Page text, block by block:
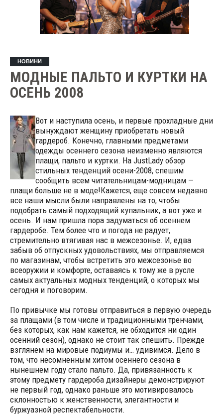
НОВИНИ
МОДНЫЕ ПАЛЬТО И КУРТКИ НА
ОСЕНЬ 2008
Вот и наступила осень, и первые прохладные дни
вынуждают женщину приобретать новый
гардероб. Конечно, главными предметами
одежды осеннего сезона неизменно являются
плащи, пальто и куртки. На JustLady обзор
стильных тенденций осени-2008, спешим
сообщить всем читательницам-модницам —
плащи больше не в моде!Кажется, еще совсем недавно
все наши мысли были направлены на то, чтобы
подобрать самый подходящий купальник, а вот уже и
осень. И нам пришла пора задуматься об осеннем
гардеробе. Тем более что и погода не радует,
стремительно втягивая нас в межсезонье. И, едва
забыв об отпускных удовольствиях, мы отправляемся
по магазинам, чтобы встретить это межсезонье во
всеоружии и комфорте, оставаясь к тому же в русле
самых актуальных модных тенденций, о которых мы
сегодня и поговорим.
По привычке мы готовы отправиться в первую очередь
за плащами (в том числе и традиционными тренчами,
без которых, как нам кажется, не обходится ни один
осенний сезон), однако не стоит так спешить. Прежде
взглянем на мировые подиумы и… удивимся. Дело в
том, что несомненным хитом осеннего сезона в
нынешнем году стало пальто. Да, привязанность к
этому предмету гардероба дизайнеры демонстрируют
не первый год, однако раньше это мотивировалось
склонностью к женственности, элегантности и
буржуазной респектабельности.